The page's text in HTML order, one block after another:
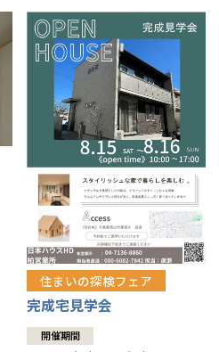
住まいの探検フェア
完成宅見学会
開催期間